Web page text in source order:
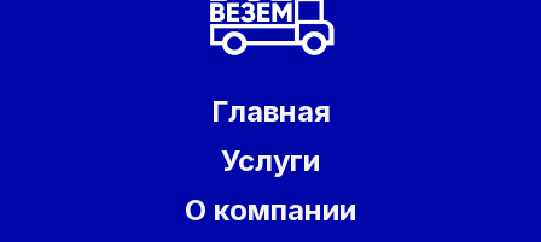
Главная
Услуги
О компании